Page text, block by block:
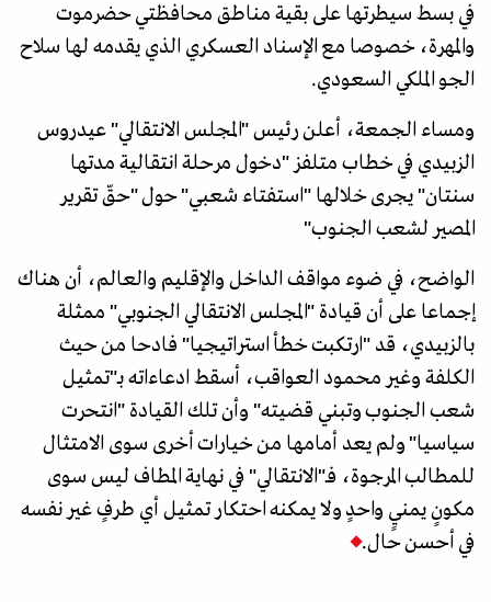
في بسط سيطرتها على بقية مناطق محافظتي حضرموت
والمهرة، خصوصا مع الإسناد العسكري الذي يقدمه لها سلاح
الجو الملكي السعودي.
ومساء الجمعة، أعلن رئيس "المجلس الانتقالي" عيدروس
الزبيدي في خطاب متلفز "دخول مرحلة انتقالية مدتها
سنتان" يجرى خلالها "استفتاء شعبي" حول "حقّ تقرير
المصير لشعب الجنوب"
الواضح، في ضوء مواقف الداخل والإقليم والعالم، أن هناك
إجماعا على أن قيادة "المجلس الانتقالي الجنوبي" ممثلة
بالزبيدي، قد "ارتكبت خطأ استراتيجيا" فادحا من حيث
الكلفة وغير محمود العواقب، أسقط ادعاءاته بـ"تمثيل
شعب الجنوب وتبني قضيته" وأن تلك القيادة "انتحرت
سياسيا" ولم يعد أمامها من خيارات أخرى سوى الامتثال
للمطالب المرجوة، فـ"الانتقالي" في نهاية المطاف ليس سوى
مكونٍ يمنيٍ واحدٍ ولا يمكنه احتكار تمثيل أي طرفٍ غير نفسه
في أحسن حال.